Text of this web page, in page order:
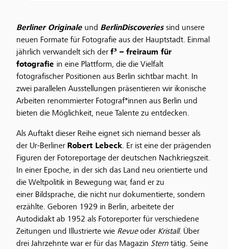
Berliner Originale und BerlinDiscoveries sind unsere
neuen Formate für Fotografie aus der Hauptstadt. Einmal
jährlich verwandelt sich der f³ – freiraum für
fotografie in eine Plattform, die die Vielfalt
fotografischer Positionen aus Berlin sichtbar macht. In
zwei parallelen Ausstellungen präsentieren wir ikonische
Arbeiten renommierter Fotograf*innen aus Berlin und
bieten die Möglichkeit, neue Talente zu entdecken.
Als Auftakt dieser Reihe eignet sich niemand besser als
der Ur-Berliner Robert Lebeck. Er ist eine der prägenden
Figuren der Fotoreportage der deutschen Nachkriegszeit.
In einer Epoche, in der sich das Land neu orientierte und
die Weltpolitik in Bewegung war, fand er zu
einer Bildsprache, die nicht nur dokumentierte, sondern
erzählte. Geboren 1929 in Berlin, arbeitete der
Autodidakt ab 1952 als Fotoreporter für verschiedene
Zeitungen und Illustrierte wie Revueoder Kristall. Über
drei Jahrzehnte war er für das Magazin Stern tätig. Seine